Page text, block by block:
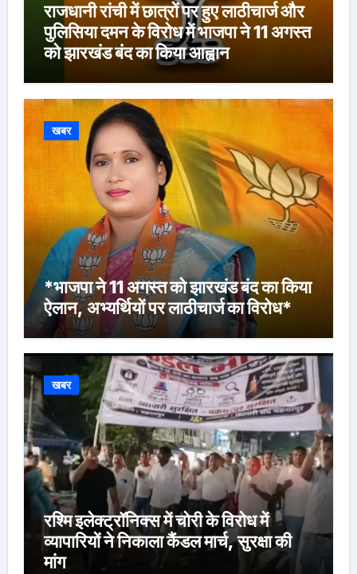
राजधानी रांची में छात्रों पर हुए लाठीचार्ज और
पुलिसिया दमन के विरोध में भाजपा ने 11 अगस्त
को झारखंड बंद का किया आह्वान
खबर
*भाजपा ने 11 अगस्त को झारखंड बंद का किया
ऐलान, अभ्यर्थियों पर लाठीचार्ज का विरोध*
खबर
रश्मि इलेक्ट्रॉनिक्स में चोरी के विरोध में
व्यापारियों ने निकाला कैंडल मार्च, सुरक्षा की
मांग